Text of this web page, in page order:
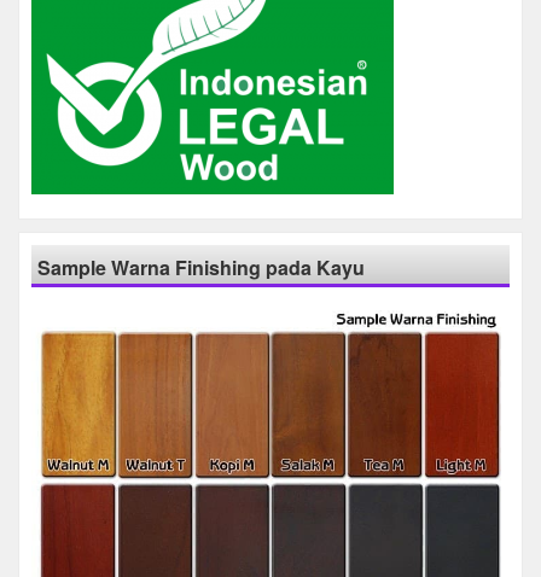
Sample Warna Finishing pada Kayu